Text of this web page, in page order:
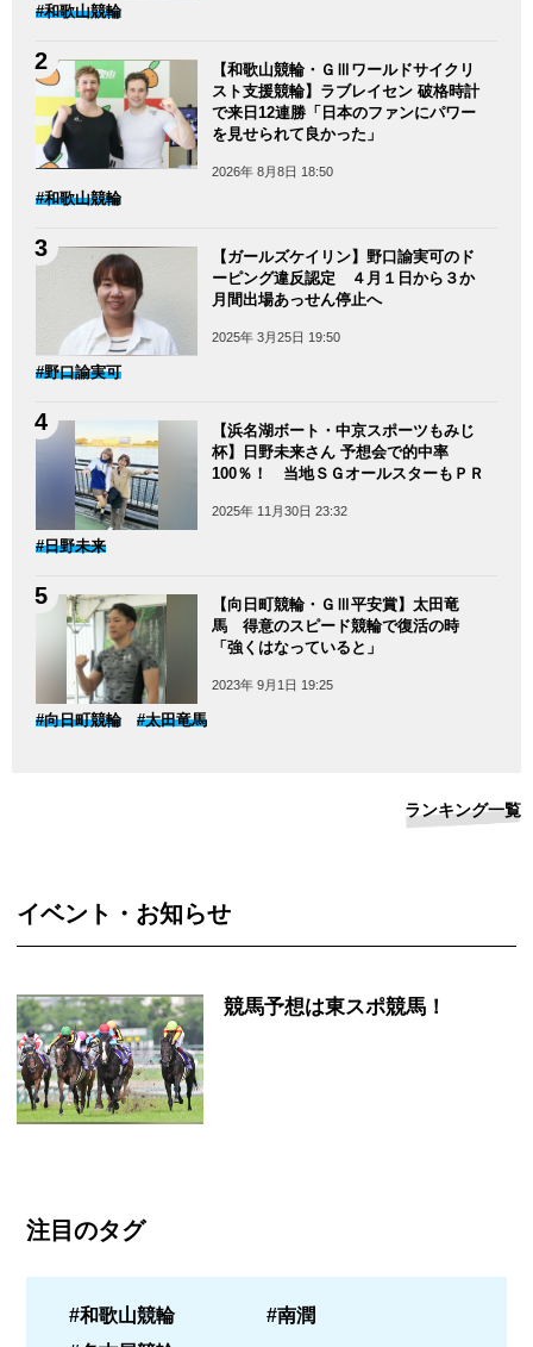
#和歌山競輪
【和歌山競輪・ＧⅢワールドサイクリ
スト支援競輪】ラブレイセン 破格時計
で来日12連勝「日本のファンにパワー
を見せられて良かった」
2026年 8月8日 18:50
#和歌山競輪
【ガールズケイリン】野口諭実可のド
ーピング違反認定 ４月１日から３か
月間出場あっせん停止へ
2025年 3月25日 19:50
#野口諭実可
【浜名湖ボート・中京スポーツもみじ
杯】日野未来さん 予想会で的中率
100％！ 当地ＳＧオールスターもＰＲ
2025年 11月30日 23:32
#日野未来
【向日町競輪・ＧⅢ平安賞】太田竜
馬 得意のスピード競輪で復活の時
「強くはなっていると」
2023年 9月1日 19:25
#向日町競輪 #太田竜馬
ランキング一覧
イベント・お知らせ
競馬予想は東スポ競馬！
注目のタグ
#和歌山競輪
#南潤